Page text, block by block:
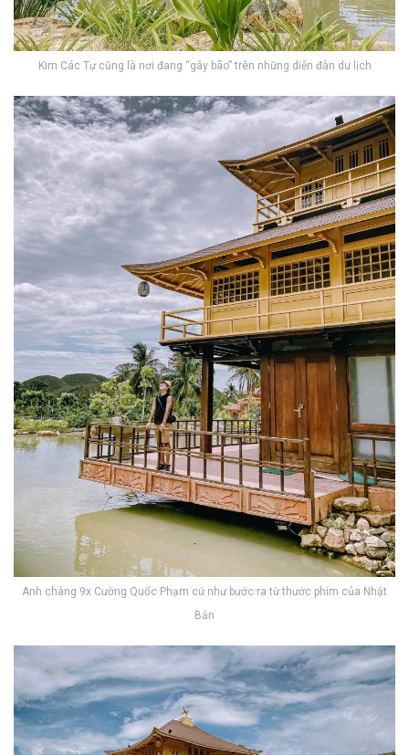
Kim Các Tự cũng là nơi đang “gây bão” trên những diễn đàn du lịch
Anh chàng 9x Cường Quốc Phạm cứ như bước ra từ thước phim của Nhật
Bản